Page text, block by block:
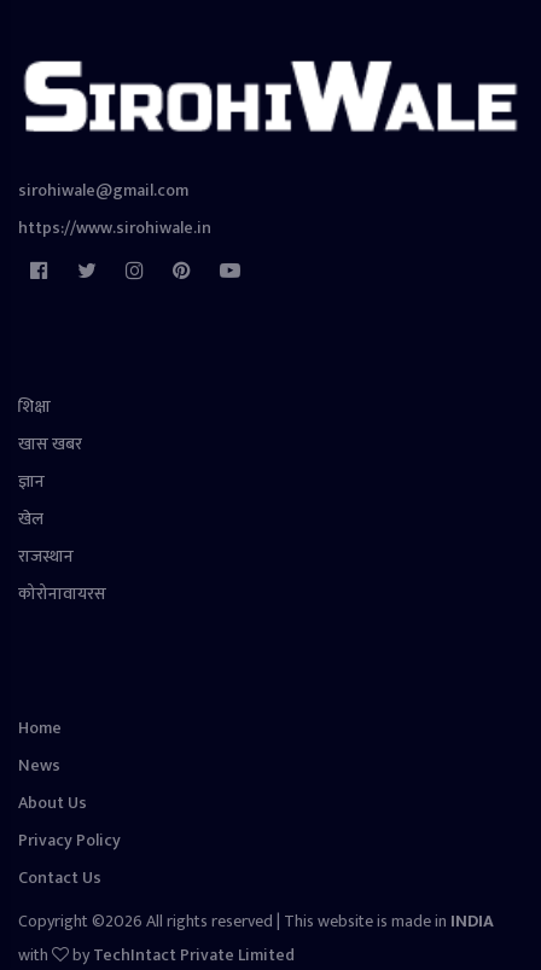
sirohiwale@gmail.com
https://www.sirohiwale.in
शिक्षा
खास खबर
ज्ञान
खेल
राजस्थान
कोरोनावायरस
Home
News
About Us
Privacy Policy
Contact Us
Copyright ©2026 All rights reserved | This website is made in INDIA
with
byTechIntact Private Limited